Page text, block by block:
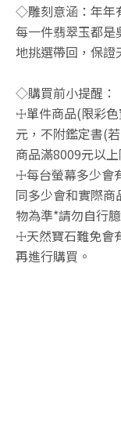
◇雕刻意涵：年年
每一件翡翠玉都
地挑選帶回，保證
◇購買前小提醒：
☩單件商品(限彩
元，不附鑑定書(
商品滿8009元以
☩每台螢幕多少會
同多少會和實際
物為準*請勿自行
☩天然寶石難免會
再進行購買。